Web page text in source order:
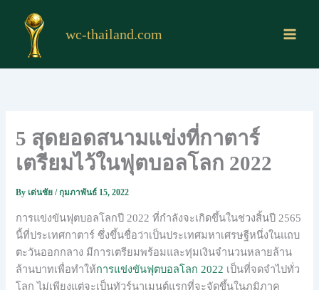
content
wc-thailand.com
5 สุดยอดสนามแข่งที่กาตาร์
เตรียมไว้ในฟุตบอลโลก 2022
By เด่นชัย/กุมภาพันธ์ 15, 2022
การแข่งขันฟุตบอลโลกปี 2022 ที่กำลังจะเกิดขึ้นในช่วงสิ้นปี 2565
นี้ที่ประเทศกาตาร์ ซึ่งขึ้นชื่อว่าเป็นประเทศมหาเศรษฐีหนึ่งในแถบ
ตะวันออกกลาง มีการเตรียมพร้อมและทุ่มเงินจำนวนหลายล้าน
ล้านบาทเพื่อทำให้การแข่งขันฟุตบอลโลก 2022 เป็นที่จดจำไปทั่ว
โลก ไม่เพียงแต่จะเป็นทัวร์นาเมนต์แรกที่จะจัดขึ้นในภูมิภาค